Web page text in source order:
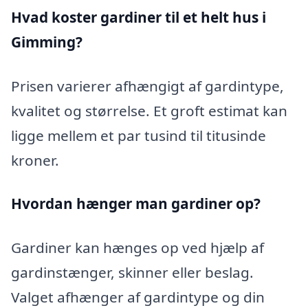
Hvad koster gardiner til et helt hus i
Gimming?
Prisen varierer afhængigt af gardintype,
kvalitet og størrelse. Et groft estimat kan
ligge mellem et par tusind til titusinde
kroner.
Hvordan hænger man gardiner op?
Gardiner kan hænges op ved hjælp af
gardinstænger, skinner eller beslag.
Valget afhænger af gardintype og din